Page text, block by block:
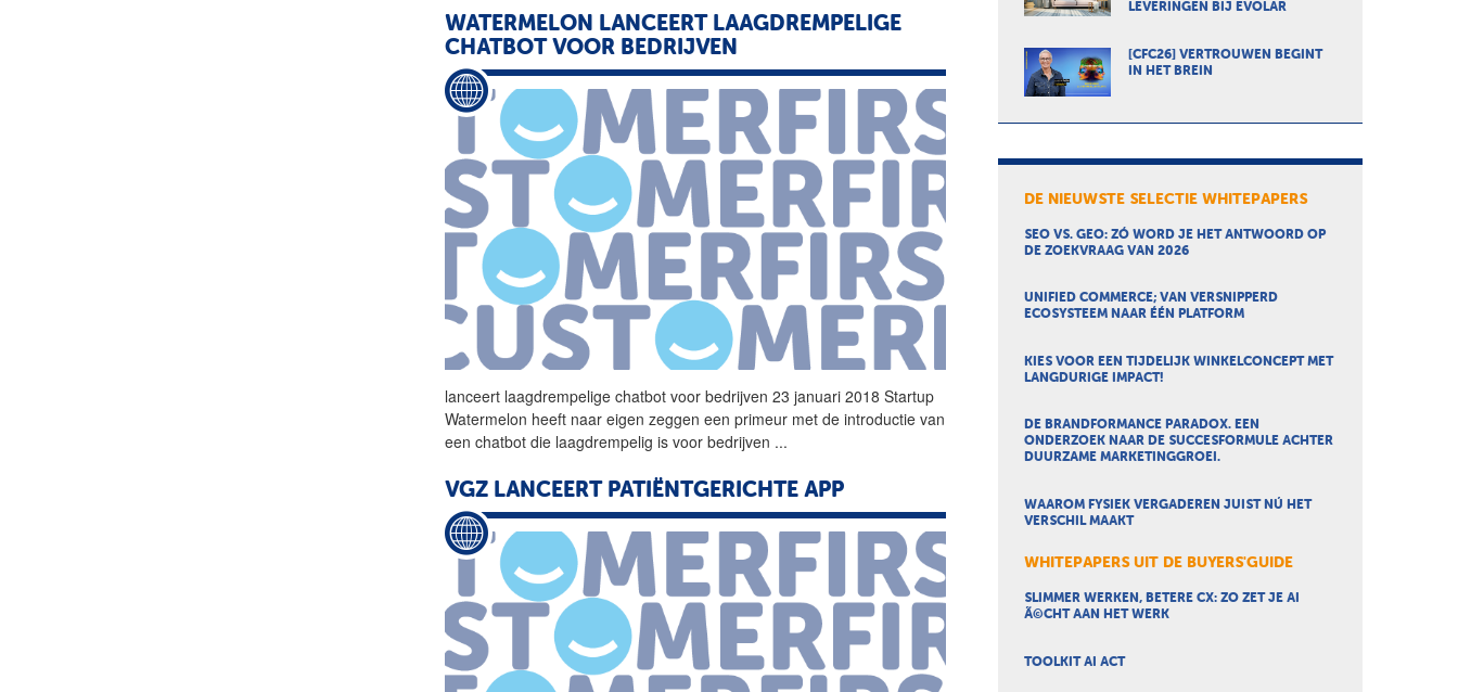
WATERMELON LANCEERT LAAGDREMPELIGE
CHATBOT VOOR BEDRIJVEN
lanceert laagdrempelige chatbot voor bedrijven 23 januari 2018 Startup
Watermelon heeft naar eigen zeggen een primeur met de introductie van
een chatbot die laagdrempelig is voor bedrijven ...
VGZ LANCEERT PATIËNTGERICHTE APP
LEVERINGEN BIJ EVOLAR
[CFC26] VERTROUWEN BEGINT
IN HET BREIN
DE NIEUWSTE SELECTIE WHITEPAPERS
SEO VS. GEO: ZÓ WORD JE HET ANTWOORD OP
DE ZOEKVRAAG VAN 2026
UNIFIED COMMERCE; VAN VERSNIPPERD
ECOSYSTEEM NAAR ÉÉN PLATFORM
KIES VOOR EEN TIJDELIJK WINKELCONCEPT MET
LANGDURIGE IMPACT!
DE BRANDFORMANCE PARADOX. EEN
ONDERZOEK NAAR DE SUCCESFORMULE ACHTER
DUURZAME MARKETINGGROEI.
WAAROM FYSIEK VERGADEREN JUIST NÚ HET
VERSCHIL MAAKT
WHITEPAPERS UIT DE BUYERS'GUIDE
SLIMMER WERKEN, BETERE CX: ZO ZET JE AI
Ã©CHT AAN HET WERK
TOOLKIT AI ACT